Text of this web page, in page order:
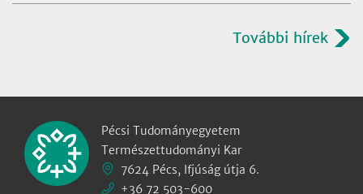
További hírek
Pécsi Tudományegyetem
Természettudományi Kar
7624 Pécs, Ifjúság útja 6.
+36 72 503-600